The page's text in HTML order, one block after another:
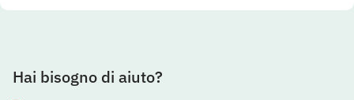
Hai bisogno di aiuto?